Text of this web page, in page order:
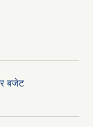
र बजेट